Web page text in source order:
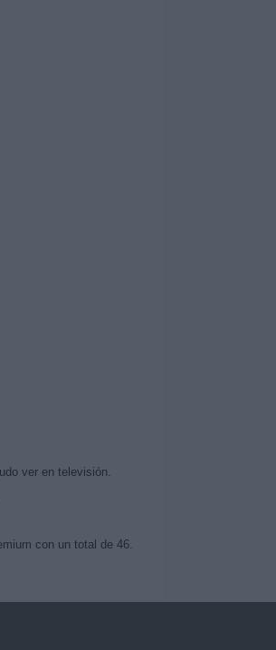
ver en televisión.
con un total de 46.